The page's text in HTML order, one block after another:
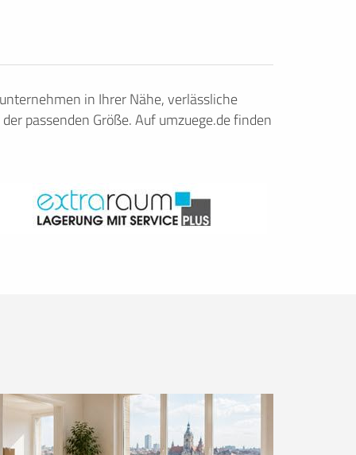
in Ihrer Nähe, verlässliche
passenden Größe. Auf umzuege.de finden